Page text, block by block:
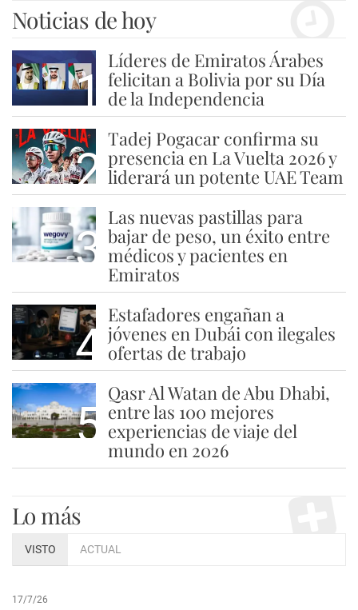
Noticias de hoy
1
Líderes de Emiratos Árabes
felicitan a Bolivia por su Día
de la Independencia
2
Tadej Pogacar confirma su
presencia en La Vuelta 2026 y
liderará un potente UAE Team
3
Las nuevas pastillas para
bajar de peso, un éxito entre
médicos y pacientes en
Emiratos
4
Estafadores engañan a
jóvenes en Dubái con ilegales
ofertas de trabajo
5
Qasr Al Watan de Abu Dhabi,
entre las 100 mejores
experiencias de viaje del
mundo en 2026
Lo más
VISTO ACTUAL
17/7/26